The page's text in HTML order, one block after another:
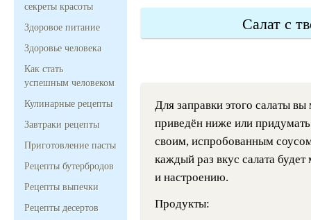
секреты красоты
Здоровое питание
Здоровье человека
Как стать
успешным человеком
Кулинарные рецепты
Завтраки рецепты
Приготовление пасты
Рецепты бутербродов
Рецепты выпечки
Рецепты десертов
Салат с
Для заправки этого салаты
приведён ниже или
своим, испробованным
каждый раз вкус салата
и настроению.
Продукты: